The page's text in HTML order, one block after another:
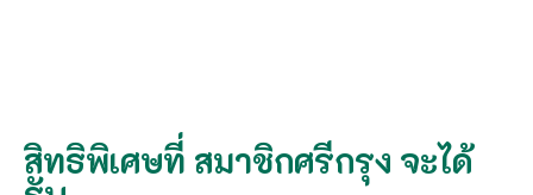
สิทธิพิเศษที่ สมาชิกศรีกรุง จะได้